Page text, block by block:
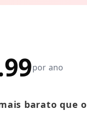
por ano
barato que o